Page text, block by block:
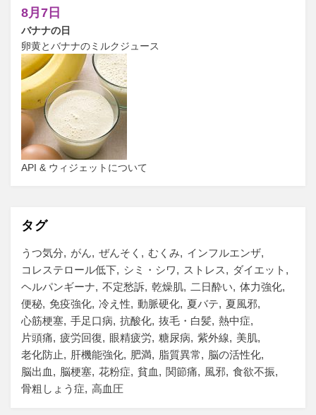
8月7日
バナナの日
卵黄とバナナのミルクジュース
API & ウィジェットについて
タグ
うつ気分 がん ぜんそく むくみ
インフルエンザ
コレステロール低下
シミ・シワ ストレス
ダイエット
ヘルパンギーナ
不定愁訴 乾燥肌 二日酔い
体力強化
便秘 免疫強化 冷え性 動脈硬化 夏バテ
夏風邪
心筋梗塞 手足口病 抗酸化 抜毛・白髪 熱中症
片頭痛
疲労回復 眼精疲労 糖尿病 紫外線
美肌
老化防止
肝機能強化 肥満 脂質異常
脳の活性化
脳出血
脳梗塞 花粉症 貧血 関節痛 風邪 食欲不振
骨粗しょう症
高血圧